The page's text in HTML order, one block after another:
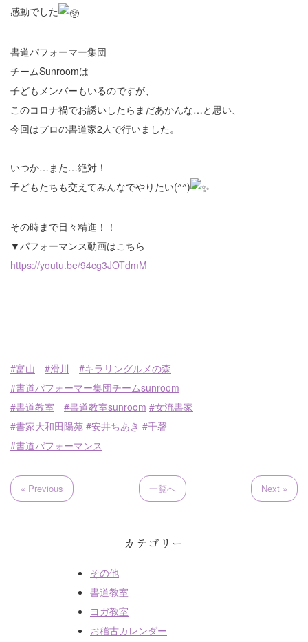
感動でした
書道パフォーマー集団
チームSunroomは
子どもメンバーもいるのですが、
このコロナ禍でお誘いしたらまだあかんな…と思い、
今回はプロの書道家2人で行いました。
いつか…また…絶対！
子どもたちも交えてみんなでやりたい(^^)
その時まで日々精進！！
▼パフォーマンス動画はこちら
https://youtu.be/94cg3JOTdmM
#富山 #滑川
#キラリングルメの森
#書道パフォーマー集団チームsunroom
#書道教室
#書道教室sunroom #女流書家
#書家大和田陽苑 #安井ちあき #千馨
#書道パフォーマンス
« Previous 一覧へ Next »
カテゴリー
その他
書道教室
ヨガ教室
お稽古カレンダー
書道教室（対面指導）